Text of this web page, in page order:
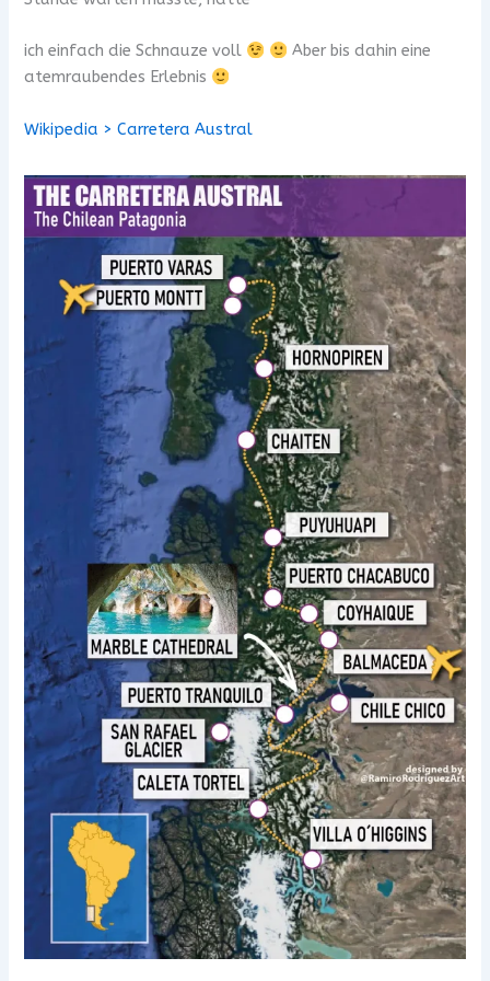
ich einfach die Schnauze voll
Aber bis dahin eine
atemraubendes Erlebnis
Wikipedia > Carretera Austral